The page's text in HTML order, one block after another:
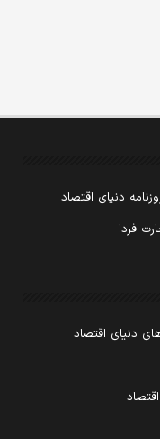
دنیای اقتصاد
فردا
دنیای اقتصاد